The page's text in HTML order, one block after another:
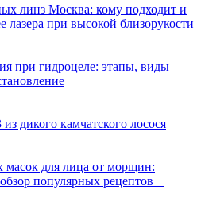
линз Москва: кому подходит и
лазера при высокой близорукости
при гидроцеле: этапы, виды
дикого камчатского лосося
для лица от морщин:
популярных рецептов +